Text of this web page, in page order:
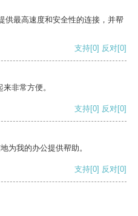
供最高速度和安全性的连接，并帮
支持[0] 反对[0]
非常方便。
支持[0] 反对[0]
为我的办公提供帮助。
支持[0] 反对[0]